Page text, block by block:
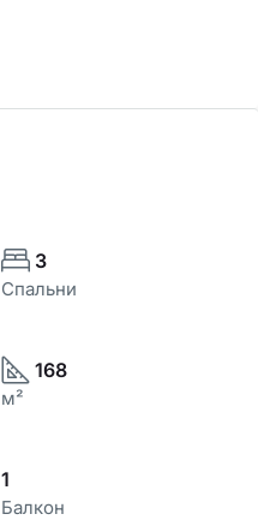
3
Спальни
168
м²
1
Балкон